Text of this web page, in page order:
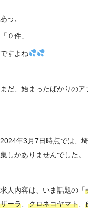
あっ、
「０件」
ですよね
まだ、始まったばかりの
2024年3月7日時点では、
集しかありませんでした。
求人内容は、いま話題の「
ザーラ
クロネコヤマト